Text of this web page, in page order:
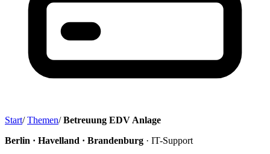
Start/ Themen/ Betreuung EDV Anlage
Berlin · Havelland · Brandenburg · IT-Support